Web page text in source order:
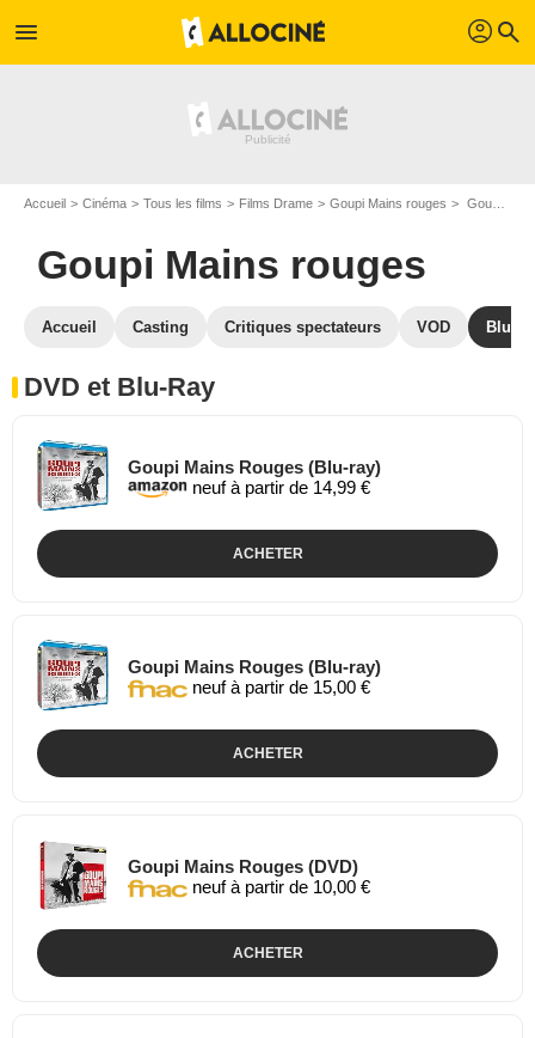
menu profil search
Accueil Cinéma Tous les films Films Drame Goupi Mains rouges Goupi Mains rouges en DVD Blu Ray
Goupi Mains rouges
Accueil Casting Critiques spectateurs VOD Blu-
DVD et Blu-Ray
Goupi Mains Rouges (Blu-ray)
neuf à partir de 14,99 €
ACHETER
Goupi Mains Rouges (Blu-ray)
neuf à partir de 15,00 €
ACHETER
Goupi Mains Rouges (DVD)
neuf à partir de 10,00 €
ACHETER